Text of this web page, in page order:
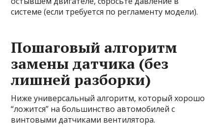
системе (если требуется по регламенту модели).
Пошаговый алгоритм
замены датчика (без
лишней разборки)
Ниже универсальный алгоритм, который хорошо
“ложится” на большинство автомобилей с
винтовыми датчиками вентилятора.